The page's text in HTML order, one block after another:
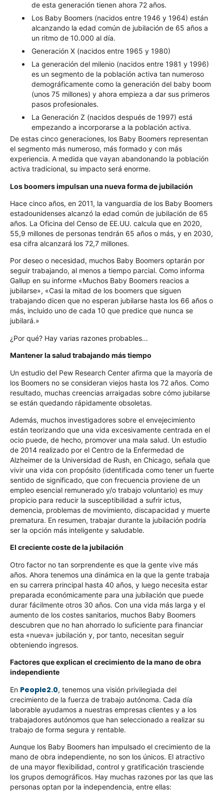
de esta generación tienen ahora 72 años.
Los Baby Boomers (nacidos entre 1946 y 1964) están
alcanzando la edad común de jubilación de 65 años a
un ritmo de 10.000 al día.
Generación X (nacidos entre 1965 y 1980)
La generación del milenio (nacidos entre 1981 y 1996)
es un segmento de la población activa tan numeroso
demográficamente como la generación del baby boom
(unos 75 millones) y ahora empieza a dar sus primeros
pasos profesionales.
La Generación Z (nacidos después de 1997) está
empezando a incorporarse a la población activa.
De estas cinco generaciones, los Baby Boomers representan
el segmento más numeroso, más formado y con más
experiencia. A medida que vayan abandonando la población
activa tradicional, su impacto será enorme.
Los boomers impulsan una nueva forma de jubilación
Hace cinco años, en 2011, la vanguardia de los Baby Boomers
estadounidenses alcanzó la edad común de jubilación de 65
años. La Oficina del Censo de EE.UU. calcula que en 2020,
55,9 millones de personas tendrán 65 años o más, y en 2030,
esa cifra alcanzará los 72,7 millones.
Por deseo o necesidad, muchos Baby Boomers optarán por
seguir trabajando, al menos a tiempo parcial. Como informa
Gallup en su informe «Muchos Baby Boomers reacios a
jubilarse», «Casi la mitad de los boomers que siguen
trabajando dicen que no esperan jubilarse hasta los 66 años o
más, incluido uno de cada 10 que predice que nunca se
jubilará.»
¿Por qué? Hay varias razones probables…
Mantener la salud trabajando más tiempo
Un estudio del Pew Research Center afirma que la mayoría de
los Boomers no se consideran viejos hasta los 72 años. Como
resultado, muchas creencias arraigadas sobre cómo jubilarse
se están quedando rápidamente obsoletas.
Además, muchos investigadores sobre el envejecimiento
están teorizando que una vida excesivamente centrada en el
ocio puede, de hecho, promover una mala salud. Un estudio
de 2014 realizado por el Centro de la Enfermedad de
Alzheimer de la Universidad de Rush, en Chicago, señala que
vivir una vida con propósito (identificada como tener un fuerte
sentido de significado, que con frecuencia proviene de un
empleo esencial remunerado y/o trabajo voluntario) es muy
propicio para reducir la susceptibilidad a sufrir ictus,
demencia, problemas de movimiento, discapacidad y muerte
prematura. En resumen, trabajar durante la jubilación podría
ser la opción más inteligente y saludable.
El creciente coste de la jubilación
Otro factor no tan sorprendente es que la gente vive más
años. Ahora tenemos una dinámica en la que la gente trabaja
en su carrera principal hasta 40 años, y luego necesita estar
preparada económicamente para una jubilación que puede
durar fácilmente otros 30 años. Con una vida más larga y el
aumento de los costes sanitarios, muchos Baby Boomers
descubren que no han ahorrado lo suficiente para financiar
esta «nueva» jubilación y, por tanto, necesitan seguir
obteniendo ingresos.
Factores que explican el crecimiento de la mano de obra
independiente
En People2.0, tenemos una visión privilegiada del
crecimiento de la fuerza de trabajo autónoma. Cada día
laborable ayudamos a nuestras empresas clientes y a los
trabajadores autónomos que han seleccionado a realizar su
trabajo de forma segura y rentable.
Aunque los Baby Boomers han impulsado el crecimiento de la
mano de obra independiente, no son los únicos. El atractivo
de una mayor flexibilidad, control y gratificación trasciende
los grupos demográficos. Hay muchas razones por las que las
personas optan por la independencia, entre ellas: